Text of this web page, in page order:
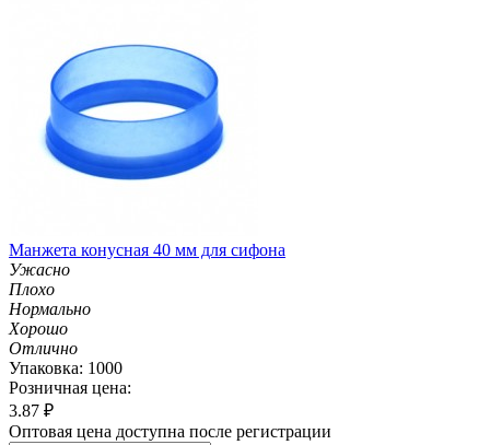
Манжета конусная 40 мм для сифона
Ужасно
Плохо
Нормально
Хорошо
Отлично
Упаковка: 1000
Розничная цена:
3.87 ₽
Оптовая цена доступна после регистрации